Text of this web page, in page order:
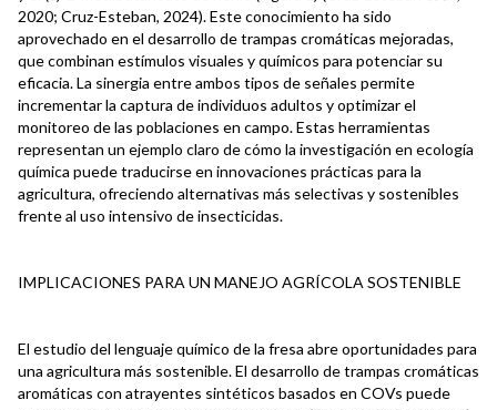
2020; Cruz-Esteban, 2024). Este conocimiento ha sido
aprovechado en el desarrollo de trampas cromáticas mejoradas,
que combinan estímulos visuales y químicos para potenciar su
eficacia. La sinergia entre ambos tipos de señales permite
incrementar la captura de individuos adultos y optimizar el
monitoreo de las poblaciones en campo. Estas herramientas
representan un ejemplo claro de cómo la investigación en ecología
química puede traducirse en innovaciones prácticas para la
agricultura, ofreciendo alternativas más selectivas y sostenibles
frente al uso intensivo de insecticidas.
IMPLICACIONES PARA UN MANEJO AGRÍCOLA SOSTENIBLE
El estudio del lenguaje químico de la fresa abre oportunidades para
una agricultura más sostenible. El desarrollo de trampas cromáticas
aromáticas con atrayentes sintéticos basados en COVs puede